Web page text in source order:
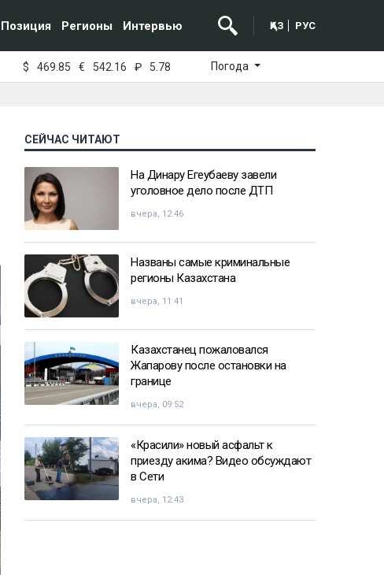
Позиция Регионы Интервью ҚАЗ РУС
$ 469.85 € 542.16 ₽ 5.78 Погода
СЕЙЧАС ЧИТАЮТ
На Динару Егеубаеву завели
уголовное дело после ДТП
вчера, 12:46
Названы самые криминальные
регионы Казахстана
вчера, 11:41
Казахстанец пожаловался
Жапарову после остановки на
границе
вчера, 09:52
«Красили» новый асфальт к
приезду акима? Видео обсуждают
в Сети
вчера, 12:43